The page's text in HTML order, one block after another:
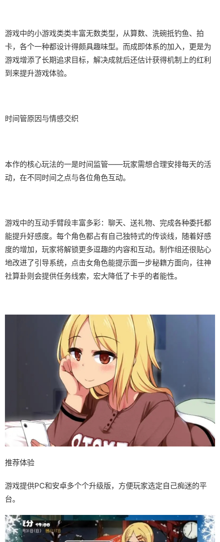
游戏中的小游戏类类丰富无数类型，从算数、洗碗抵钓鱼、拍
卡，各个一种都设计得颇具趣味型。而​​成即体系的加入​​，更是为
游戏增添了长期追求目标，解决成就后还估计获得机制上的红利
到来提升游戏体验。
时间管原因与情感交织
本作的核心玩法的一是时间监管——玩家需想合理安排每天的活
动，在不同时间之点与各位角色互动。
游戏中的​​互动手臂段丰富多彩​​：聊天、送礼物、完成各种委托都
能提升好感度。每个角色都占有自己独特式的传谈线，随着好感
度的增加，玩家将解锁更多逗趣的内容和互动。制作组还很贴心
地改进了引导系统，点击女角色能提示面一步秘籍方面向，往神
社算卦则会提供任务线索，宏大降低了卡乎的者能性。
推荐体验
游戏提供PC和安卓多个个升级版，方便玩家选定自己痴迷的平
台。